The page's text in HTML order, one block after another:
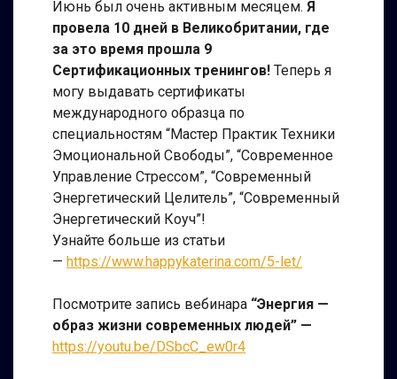
Июнь был очень активным месяцем. Я
провела 10 дней в Великобритании, где
за это время прошла 9
Сертификационных тренингов! Теперь я
могу выдавать сертификаты
международного образца по
специальностям “Мастер Практик Техники
Эмоциональной Свободы”, “Современное
Управление Стрессом”, “Современный
Энергетический Целитель”, “Современный
Энергетический Коуч”!
Узнайте больше из статьи
— https://www.happykaterina.com/5-let/
Посмотрите запись вебинара “Энергия —
образ жизни современных людей” —
https://youtu.be/DSbcC_ew0r4